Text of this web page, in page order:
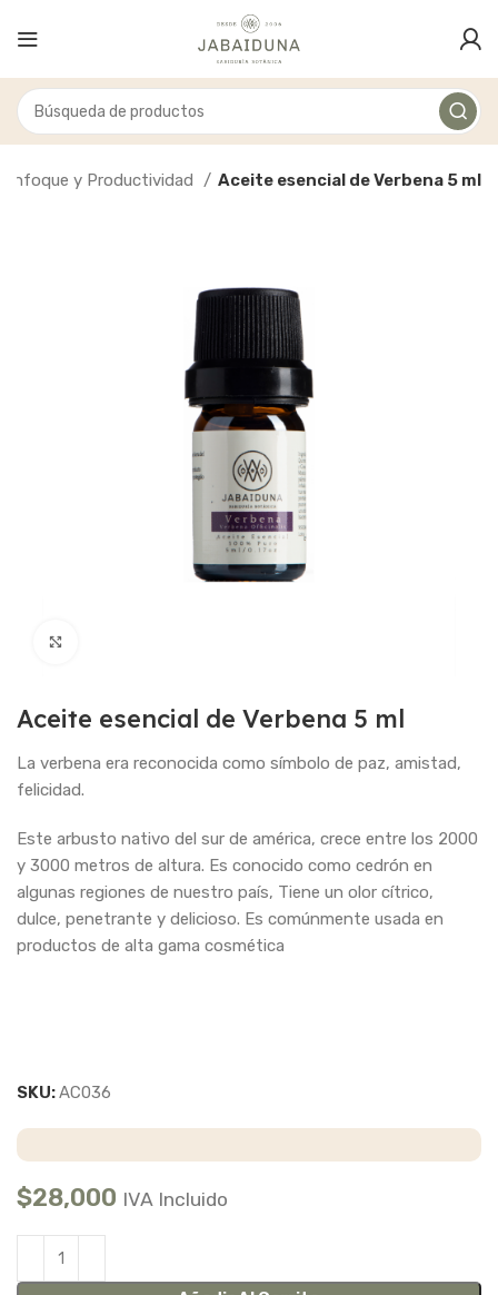
Enfoque y Productividad Aceite esencial de Verbena 5 ml
Aceite esencial de Verbena 5 ml
La verbena era reconocida como símbolo de paz, amistad,
felicidad.
Este arbusto nativo del sur de américa, crece entre los 2000
y 3000 metros de altura. Es conocido como cedrón en
algunas regiones de nuestro país, Tiene un olor cítrico,
dulce, penetrante y delicioso. Es comúnmente usada en
productos de alta gama cosmética
SKU:AC036
$28,000 IVA Incluido